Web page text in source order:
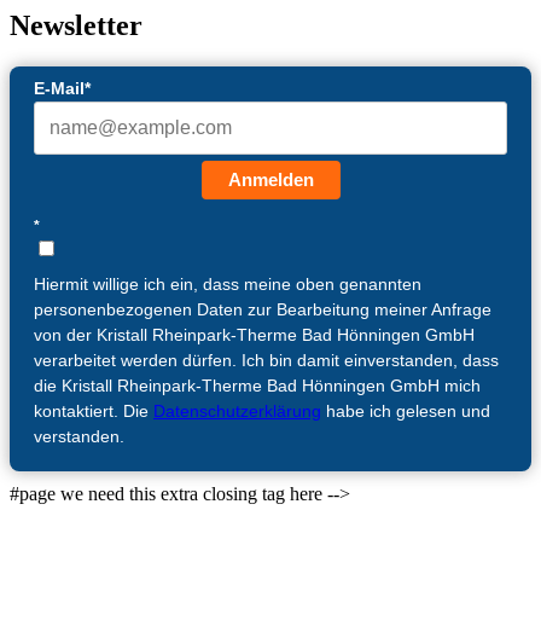
Newsletter
E-Mail*
Anmelden
*
Hiermit willige ich ein, dass meine oben genannten
personenbezogenen Daten zur Bearbeitung meiner Anfrage
von der Kristall Rheinpark-Therme Bad Hönningen GmbH
verarbeitet werden dürfen. Ich bin damit einverstanden, dass
die Kristall Rheinpark-Therme Bad Hönningen GmbH mich
kontaktiert. Die Datenschutzerklärung habe ich gelesen und
verstanden.
#page we need this extra closing tag here -->Scroll